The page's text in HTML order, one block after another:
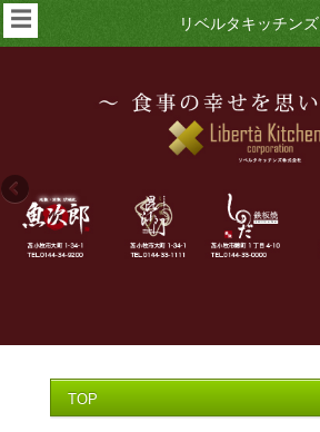
リベルタキッチンズ
☰